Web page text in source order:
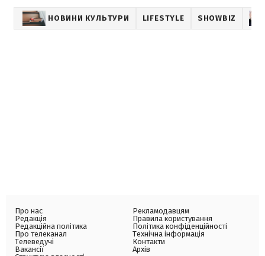
НОВИНИ КУЛЬТУРИ LIFESTYLE SHOWBIZ
Про нас
Редакція
Редакційна політика
Про телеканал
Телеведучі
Вакансії
Рекламодавцям
Правила користування
Політика конфіденційності
Технічна інформація
Контакти
Архів